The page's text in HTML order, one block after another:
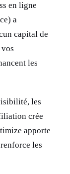
en ligne
a
capital de
les
les
crée
apporte
les